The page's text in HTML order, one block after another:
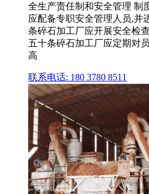
全生产责任制和安全管理 制
应配备专职安全管理人员,并
条碎石加工厂应开展安全检
五十条碎石加工厂应定期对
高
联系电话: 180 3780 8511